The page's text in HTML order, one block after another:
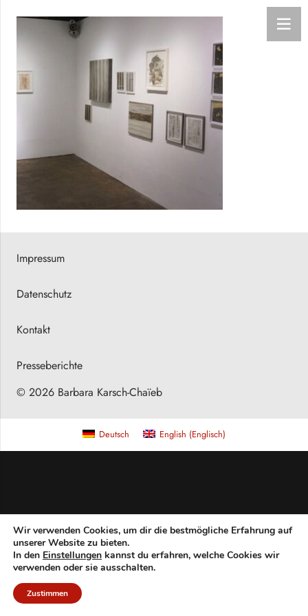
Impressum
Datenschutz
Kontakt
Presseberichte
© 2026 Barbara Karsch-Chaïeb
Wir verwenden Cookies, um dir die bestmögliche Erfahrung auf
unserer Website zu bieten.
In den Einstellungen kannst du erfahren, welche Cookies wir
verwenden oder sie ausschalten.
Zustimmen
Deutsch English (Englisch)